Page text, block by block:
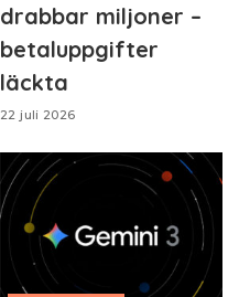
drabbar miljoner –
betaluppgifter
läckta
22 juli 2026